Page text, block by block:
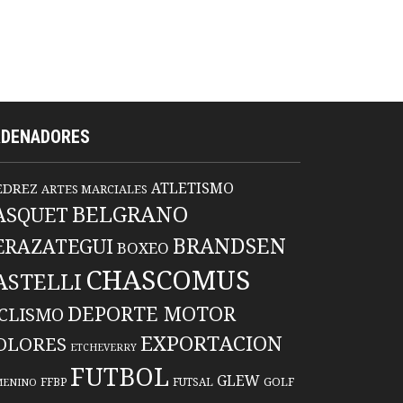
ARTES MARCIALES ATLETISMO
BELGRANO
BOXEO BRANDSEN
CHASCOMUS
DEPORTE MOTOR
ETCHEVERRY EXPORTACION
FFBP FUTBOL FUTSAL GLEW GOLF